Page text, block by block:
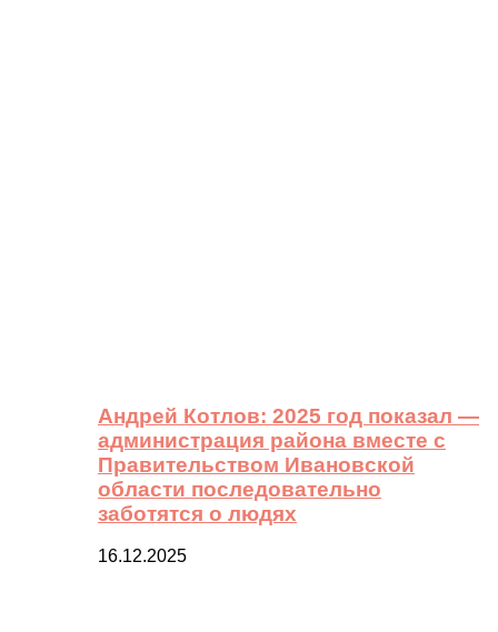
Андрей Котлов: 2025 год показал —
администрация района вместе с
Правительством Ивановской
области последовательно
заботятся о людях
16.12.2025